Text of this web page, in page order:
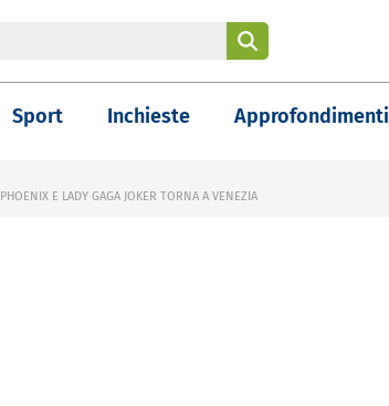
Sport Inchieste Approfondimenti
PHOENIX E LADY GAGA JOKER TORNA A VENEZIA